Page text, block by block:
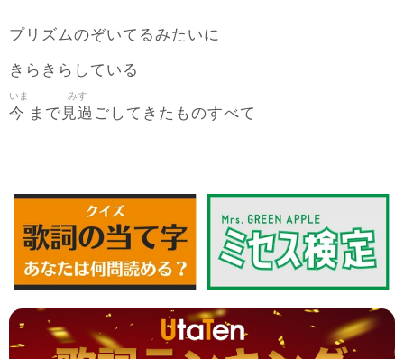
プリズムのぞいてるみたいに
きらきらしている
今
いま
まで 見過
みす
ごしてきたものすべて